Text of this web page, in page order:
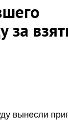
за
вынесли